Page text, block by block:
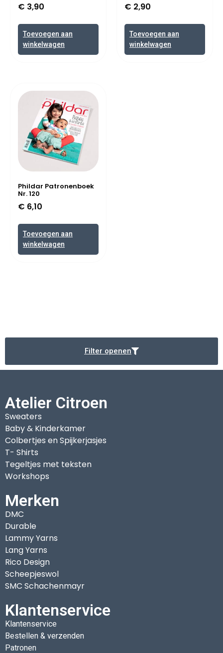
€ 3,90
Toevoegen aan
winkelwagen
€ 2,90
Toevoegen aan
winkelwagen
Phildar Patronenboek
Nr. 120
€ 6,10
Toevoegen aan
winkelwagen
Filter openen
Atelier Citroen
Sweaters
Baby & Kinderkamer
Colbertjes en Spijkerjasjes
T- Shirts
Tegeltjes met teksten
Workshops
Merken
DMC
Durable
Lammy Yarns
Lang Yarns
Rico Design
Scheepjeswol
SMC Schachenmayr
Klantenservice
Klantenservice
Bestellen & verzenden
Patronen